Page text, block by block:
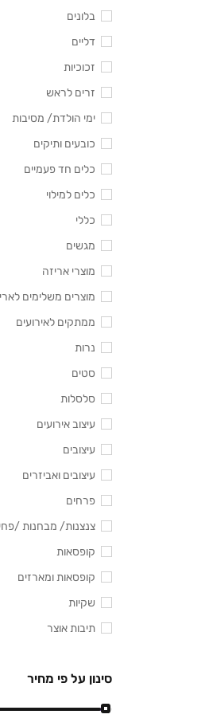
בלונים
דליים
זכוכיות
זרים לראש
ימי הולדת/ מסיבות
כובעים ותיקים
כלים חד פעמיים
כלים למילוי
כללי
מגשים
מוצרי אריזה
מוצרים משלימים
ממתקים לאירועים
נרות
סטים
סלסלות
עיצוב אירועים
עיצובים
עיצובים ואביזרים
פרחים
צנצנות/ מבחנות /
קופסאות
קופסאות ומארזים
שקיות
תיבות אוצר
סינון על פי מחיר